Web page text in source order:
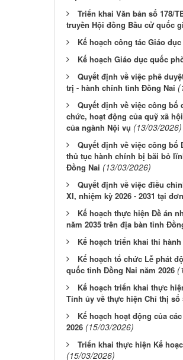
Triển khai Văn bản số 178/
truyền Hội đồng Bầu cử quốc
Kế hoạch công tác Giáo
Kế hoạch Giáo dục quốc
Quyết định về việc phê
trị - hành chính tỉnh Đồng Nai
Quyết định về việc công
chức, hoạt động của quỹ xã
của ngành Nội vụ (13/03/2026)
Quyết định về việc công
thủ tục hành chính bị bãi bỏ
Đồng Nai (13/03/2026)
Quyết định về việc điều
XI, nhiệm kỳ 2026 - 2031 tại
Kế hoạch thực hiện Đề án
năm 2035 trên địa bàn tỉnh
Kế hoạch triển khai thi
Kế hoạch tổ chức Lễ phát
quốc tỉnh Đồng Nai năm 2026
Kế hoạch triển khai thực
Tỉnh ủy về thực hiện Chỉ thị số
Kế hoạch hoạt động của
2026 (15/03/2026)
Triển khai thực hiện Kế
(15/03/2026)